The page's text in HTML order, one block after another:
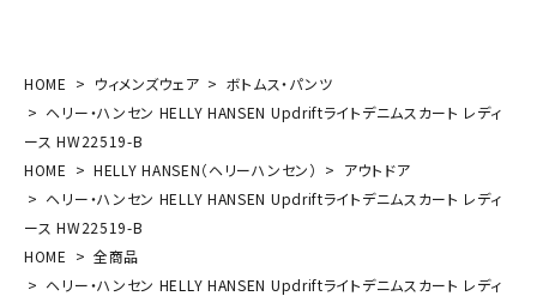
HOME ウィメンズウェア
ボトムス・パンツ
ヘリー・ハンセン HELLY HANSEN Updriftライトデニムスカート レディ
ース HW22519-B
HOME
HELLY HANSEN（ヘリーハンセン）
アウトドア
ヘリー・ハンセン HELLY HANSEN Updriftライトデニムスカート レディ
ース HW22519-B
HOME
全商品
ヘリー・ハンセン HELLY HANSEN Updriftライトデニムスカート レディ